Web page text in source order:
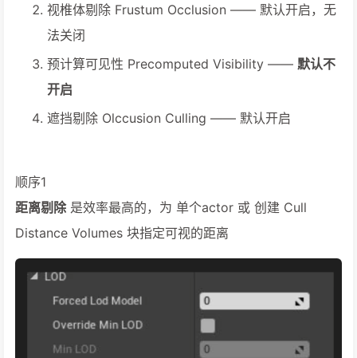
视椎体剔除 Frustum Occlusion —— 默认开启，无
法关闭
预计算可见性 Precomputed Visibility —— 默认不
开启
遮挡剔除 Olccusion Culling —— 默认开启
顺序1
距离剔除是效率最高的，为 单个actor 或 创建 Cull
Distance Volumes 块指定可视的距离